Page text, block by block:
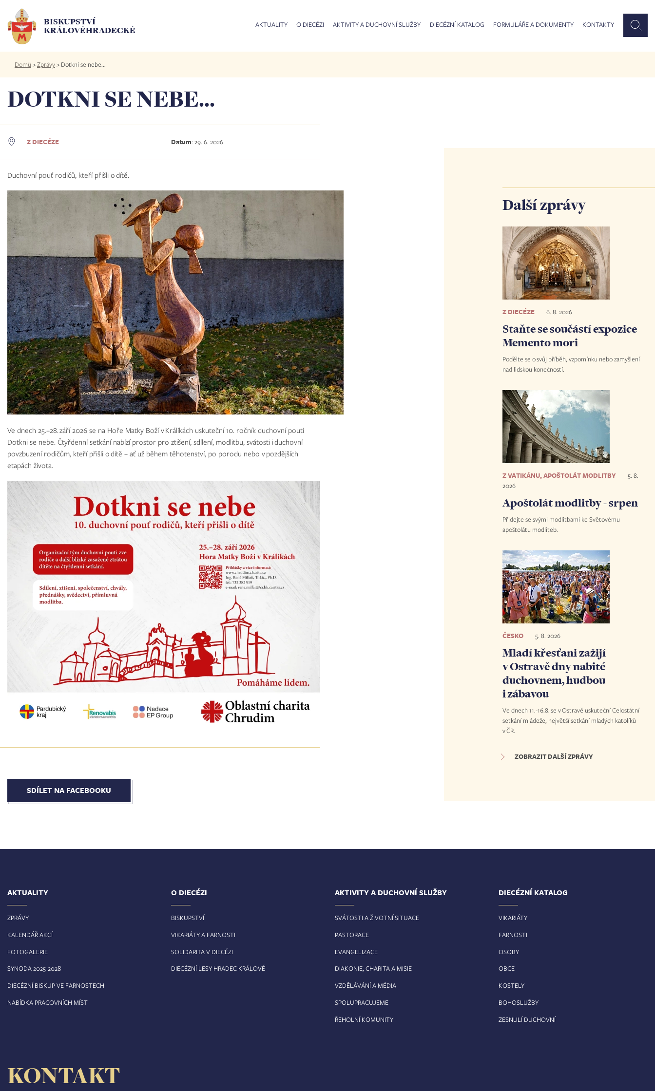
hlavnímu
obsahu
BISKUPSTVÍ
KRÁLOVÉHRADECKÉ
AKTUALITY O DIECÉZI AKTIVITY A DUCHOVNÍ SLUŽBY DIECÉZNÍ KATALOG FORMULÁŘE A DOKUMENTY KONTAKTY
Drobečková
navigace
Domů >Zprávy> Dotkni se nebe...
DOTKNI SE NEBE...
Z DIECÉZE Datum: 29. 6. 2026
Duchovní pouť rodičů, kteří přišli o dítě.
Ve dnech 25.–28. září 2026 se na Hoře Matky Boží v Králíkách uskuteční 10. ročník duchovní pouti
Dotkni se nebe. Čtyřdenní setkání nabízí prostor pro ztišení, sdílení, modlitbu, svátosti i duchovní
povzbuzení rodičům, kteří přišli o dítě – ať už během těhotenství, po porodu nebo v pozdějších
etapách života.
SDÍLET NA FACEBOOKU
Další zprávy
Z DIECÉZE 6. 8. 2026
Staňte se součástí expozice
Memento mori
Podělte se o svůj příběh, vzpomínku nebo zamyšlení
nad lidskou konečností.
Z VATIKÁNU, APOŠTOLÁT MODLITBY
5. 8.
2026
Apoštolát modlitby - srpen
Přidejte se svými modlitbami ke Světovému
apoštolátu modliteb.
ČESKO 5. 8. 2026
Mladí křesťani zažijí
v Ostravě dny nabité
duchovnem, hudbou
i zábavou
Ve dnech 11.-16.8. se v Ostravě uskuteční Celostátní
setkání mládeže, největší setkání mladých katolíků
v ČR.
ZOBRAZIT DALŠÍ ZPRÁVY
AKTUALITY
ZPRÁVY
KALENDÁŘ AKCÍ
FOTOGALERIE
SYNODA 2025-2028
DIECÉZNÍ BISKUP VE FARNOSTECH
NABÍDKA PRACOVNÍCH MÍST
O DIECÉZI
BISKUPSTVÍ
VIKARIÁTY A FARNOSTI
SOLIDARITA V DIECÉZI
DIECÉZNÍ LESY HRADEC KRÁLOVÉ
AKTIVITY A DUCHOVNÍ SLUŽBY
SVÁTOSTI A ŽIVOTNÍ SITUACE
PASTORACE
EVANGELIZACE
DIAKONIE, CHARITA A MISIE
VZDĚLÁVÁNÍ A MÉDIA
SPOLUPRACUJEME
ŘEHOLNÍ KOMUNITY
DIECÉZNÍ KATALOG
VIKARIÁTY
FARNOSTI
OSOBY
OBCE
KOSTELY
BOHOSLUŽBY
ZESNULÍ DUCHOVNÍ
KONTAKT